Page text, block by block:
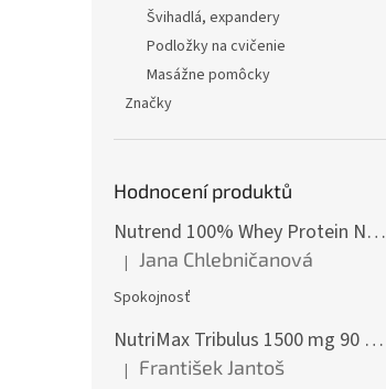
Švihadlá, expandery
Podložky na cvičenie
Masážne pomôcky
Značky
Hodnocení produktů
Nutrend 100% Whey Protein NEW 2250 g
Hodnotenie produktu je 5 z 5 hviezdičiek.
| Jana Chlebničanová
Spokojnosť
NutriMax Tribulus 1500 mg 90 %, Kotvičník, Extra silný, 90 tablet
Hodnotenie produktu je 5 z 5 hviezdičiek.
| František Jantoš